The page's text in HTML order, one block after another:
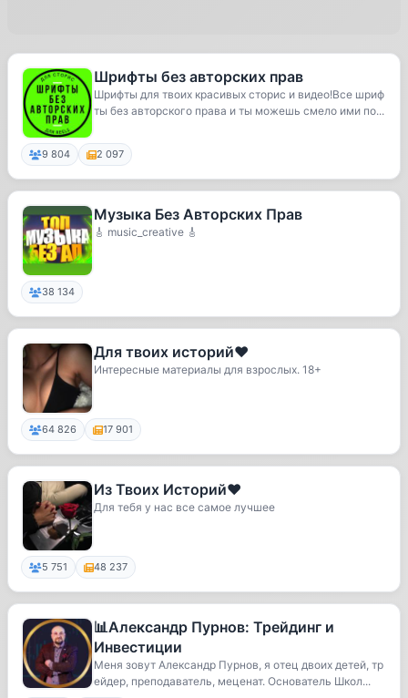
Шрифты без авторских прав
Шрифты для твоих красивых сторис и видео!Все шриф
ты без авторского права и ты можешь смело ими по...
9 804 2 097
Музыка Без Авторских Прав
🎸 music_creative 🎸
38 134
Для твоих историй❤️
Интересные материалы для взрослых. 18+
64 826 17 901
Из Твоих Историй❤️
Для тебя у нас все самое лучшее
5 751 48 237
📊Александр Пурнов: Трейдинг и
Инвестиции
Меня зовут Александр Пурнов, я отец двоих детей, тр
ейдер, преподаватель, меценат. Основатель Школ...